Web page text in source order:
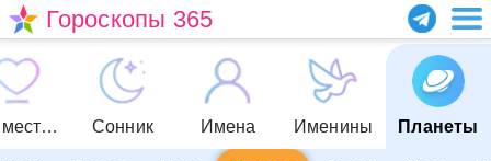
Гороскопы 365
Совместимость Сонник Имена Именины Планеты